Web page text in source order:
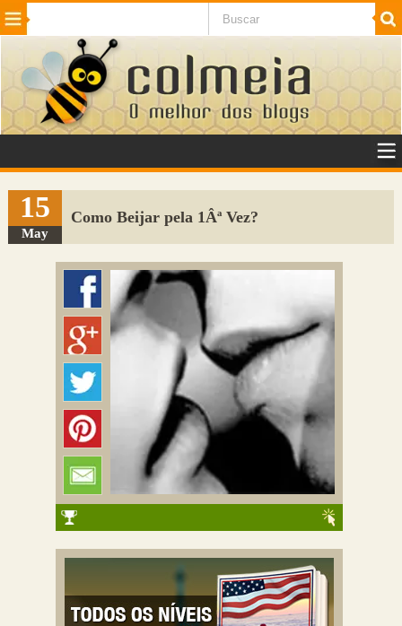
Beleza Cinema e TV
Internet Jogos NotÃ­cias SaÃºde
VeÃ­culos Adulto
Sugerir Link
Adicionar Blog
Colmeia Exchange
Perguntas Frequentes
15
May
Como Beijar pela 1Âª Vez?